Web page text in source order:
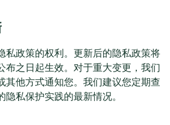
私政策的权利。更新后的隐私政策将
布之日起生效。对于重大变更，我们
其他方式通知您。我们建议您定期查
私保护实践的最新情况。